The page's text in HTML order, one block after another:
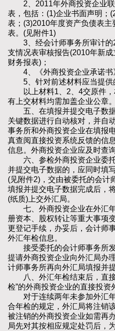
2、2011年外商投资企业联
表，包括：(1)企业书面声明；
表；(3)2010年度资产负债表
表。(见附件1)
3、经会计师事务所审计的
支情况表审核报告(2010年新
财务报表)；
4、《外商投资企业承诺书
5、针对前述材料应当提供
以上材料1、2、4交原件，
有上交材料均需加盖企业公章。
五、在填报并提交电子数据
关键数据进行自动核对，并自
事务所和外商投资企业在填报
真查阅直接投资系统反馈的信
信息。外商投资企业应及时查
六、参检外商投资企业委托
并提交电子数据的，应同时填
(见附件2)，交由被委托的会计
填报并提交电子数据完成后，
(纸质)上交外汇局。
七、外商投资企业在外汇年
册资本、股权转让等重大事项
更登记手续，办妥后，会计师
外汇年检信息。
接受委托的会计师事务所发
提请外商投资企业向外汇局办
计师事务所再向外汇局填报并
八、外汇年检结束后，直接
检”的外商投资企业的直接投资
对于连续两年未参加外汇年
合年检的规定，外汇局将注销
被注销的外商投资企业如需再
局先对其按相应规定处罚后，